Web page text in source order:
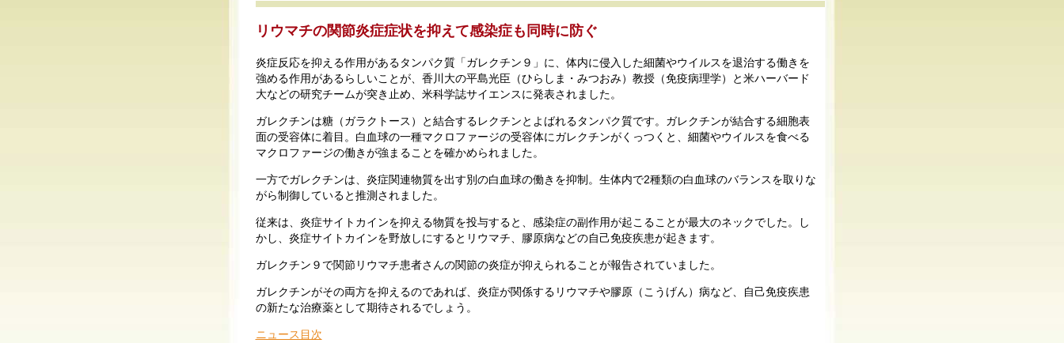
リウマチの関節炎症症状を抑えて感染症も同時に防ぐ
炎症反応を抑える作用があるタンパク質「ガレクチン９」に、体内に侵入した細菌やウイルスを退治する働きを
強める作用があるらしいことが、香川大の平島光臣（ひらしま・みつおみ）教授（免疫病理学）と米ハーバード
大などの研究チームが突き止め、米科学誌サイエンスに発表されました。
ガレクチンは糖（ガラクトース）と結合するレクチンとよばれるタンパク質です。ガレクチンが結合する細胞表
面の受容体に着目。白血球の一種マクロファージの受容体にガレクチンがくっつくと、細菌やウイルスを食べる
マクロファージの働きが強まることを確かめられました。
一方でガレクチンは、炎症関連物質を出す別の白血球の働きを抑制。生体内で2種類の白血球のバランスを取りな
がら制御していると推測されました。
従来は、炎症サイトカインを抑える物質を投与すると、感染症の副作用が起こることが最大のネックでした。し
かし、炎症サイトカインを野放しにするとリウマチ、膠原病などの自己免疫疾患が起きます。
ガレクチン９で関節リウマチ患者さんの関節の炎症が抑えられることが報告されていました。
ガレクチンがその両方を抑えるのであれば、炎症が関係するリウマチや膠原（こうげん）病など、自己免疫疾患
の新たな治療薬として期待されるでしょう。
ニュース目次